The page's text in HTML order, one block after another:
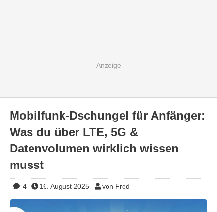
Mobilfunk-Dschungel für Anfänger:
Was du über LTE, 5G &
Datenvolumen wirklich wissen
musst
4 16. August 2025 von Fred